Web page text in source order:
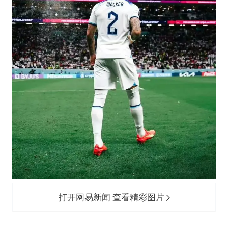
打开网易新闻 查看精彩图片